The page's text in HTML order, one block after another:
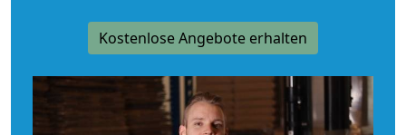
Kostenlose Angebote erhalten